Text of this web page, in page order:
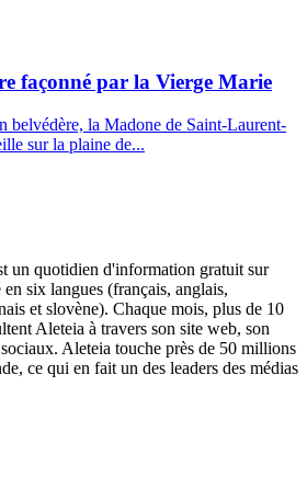
façonné par la Vierge Marie
belvédère, la Madone de Saint-Laurent-
sur la plaine de...
un quotidien d'information gratuit sur
six langues (français, anglais,
et slovène). Chaque mois, plus de 10
Aleteia à travers son site web, son
Aleteia touche près de 50 millions
ce qui en fait un des leaders des médias